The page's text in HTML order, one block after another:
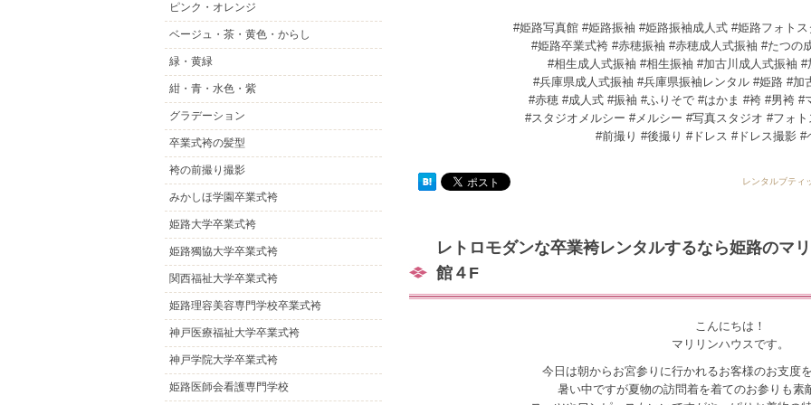
#姫路写真館 #姫路振袖 #姫路振袖成人式 #姫路フォト
#姫路卒業式袴 #赤穂振袖 #赤穂成人式振袖 #たつの
#相生成人式振袖 #相生振袖 #加古川成人式振袖
#兵庫県成人式振袖 #兵庫県振袖レンタル #姫路 #加
#赤穂 #成人式 #振袖 #ふりそで #はかま #袴 #男袴 #
#スタジオメルシー #メルシー #写真スタジオ #フォ
#前撮り #後撮り #ドレス #ドレス撮影 #
レンタルブテ
レトロモダンな卒業袴レンタルするなら姫路のマ
館４F
こんにちは！
マリリンハウスです。
今日は朝からお宮参りに行かれるお客様のお支度
暑い中ですが夏物の訪問着を着てのお参りも
ピンク・オレンジ
ベージュ・茶・黄色・からし
緑・黄緑
紺・青・水色・紫
グラデーション
卒業式袴の髪型
袴の前撮り撮影
みかしほ学園卒業式袴
姫路大学卒業式袴
姫路獨協大学卒業式袴
関西福祉大学卒業式袴
姫路理容美容専門学校卒業式袴
神戸医療福祉大学卒業式袴
神戸学院大学卒業式袴
姫路医師会看護専門学校